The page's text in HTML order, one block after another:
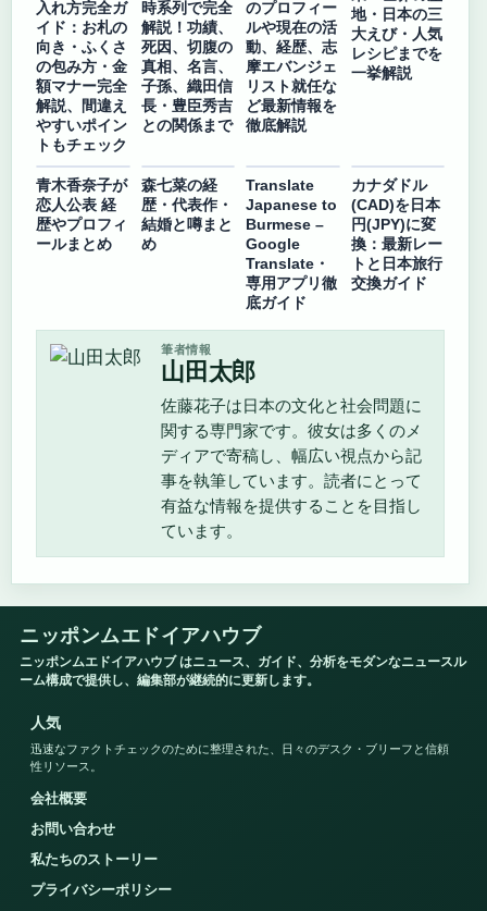
入れ方完全ガ
イド：お札の
向き・ふくさ
の包み方・金
額マナー完全
解説、間違え
やすいポイン
トもチェック
時系列で完全
解説！功績、
死因、切腹の
真相、名言、
子孫、織田信
長・豊臣秀吉
との関係まで
のプロフィー
ルや現在の活
動、経歴、志
摩エバンジェ
リスト就任な
ど最新情報を
徹底解説
地・日本の三
大えび・人気
レシピまでを
一挙解説
青木香奈子が
恋人公表 経
歴やプロフィ
ールまとめ
森七菜の経
歴・代表作・
結婚と噂まと
め
Translate
Japanese to
Burmese –
Google
Translate・
専用アプリ徹
底ガイド
カナダドル
(CAD)を日本
円(JPY)に変
換：最新レー
トと日本旅行
交換ガイド
筆者情報
山田太郎
佐藤花子は日本の文化と社会問題に
関する専門家です。彼女は多くのメ
ディアで寄稿し、幅広い視点から記
事を執筆しています。読者にとって
有益な情報を提供することを目指し
ています。
ニッポンムエドイアハウブ
ニッポンムエドイアハウブ はニュース、ガイド、分析をモダンなニュースル
ーム構成で提供し、編集部が継続的に更新します。
人気
迅速なファクトチェックのために整理された、日々のデスク・ブリーフと信頼
性リソース。
会社概要
お問い合わせ
私たちのストーリー
プライバシーポリシー